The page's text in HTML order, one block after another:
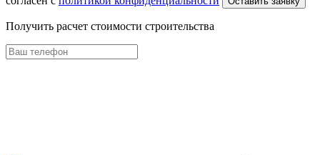
Получить расчет стоимости строительства